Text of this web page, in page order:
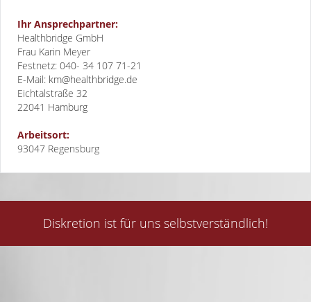
Ihr Ansprechpartner:
Healthbridge GmbH
Frau Karin Meyer
Festnetz: 040- 34 107 71-21
E-Mail: km@healthbridge.de
Eichtalstraße 32
22041 Hamburg
Arbeitsort:
93047 Regensburg
Diskretion ist für uns selbstverständlich!